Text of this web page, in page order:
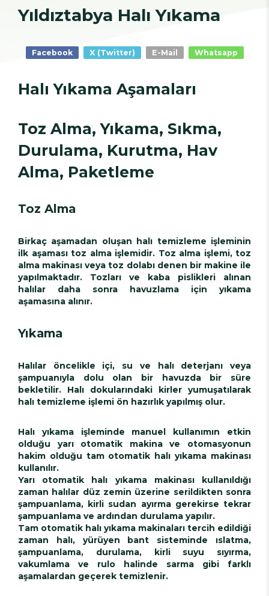
Yıldıztabya Halı Yıkama
Facebook X (Twitter) E-Mail Whatsapp
Halı Yıkama Aşamaları
Toz Alma, Yıkama, Sıkma,
Durulama, Kurutma, Hav
Alma, Paketleme
Toz Alma
Birkaç aşamadan oluşan halı temizleme işleminin
ilk aşaması toz alma işlemidir. Toz alma işlemi, toz
alma makinası veya toz dolabı denen bir makine ile
yapılmaktadır. Tozları ve kaba pislikleri alınan
halılar daha sonra havuzlama için yıkama
aşamasına alınır.
Yıkama
Halılar öncelikle içi, su ve halı deterjanı veya
şampuanıyla dolu olan bir havuzda bir süre
bekletilir. Halı dokularındaki kirler yumuşatılarak
halı temizleme işlemi ön hazırlık yapılmış olur.
Halı yıkama işleminde manuel kullanımın etkin
olduğu yarı otomatik makina ve otomasyonun
hakim olduğu tam otomatik halı yıkama makinası
kullanılır.
Yarı otomatik halı yıkama makinası kullanıldığı
zaman halılar düz zemin üzerine serildikten sonra
şampuanlama, kirli sudan ayırma gerekirse tekrar
şampuanlama ve ardından durulama yapılır.
Tam otomatik halı yıkama makinaları tercih edildiği
zaman halı, yürüyen bant sisteminde ıslatma,
şampuanlama, durulama, kirli suyu sıyırma,
vakumlama ve rulo halinde sarma gibi farklı
aşamalardan geçerek temizlenir.